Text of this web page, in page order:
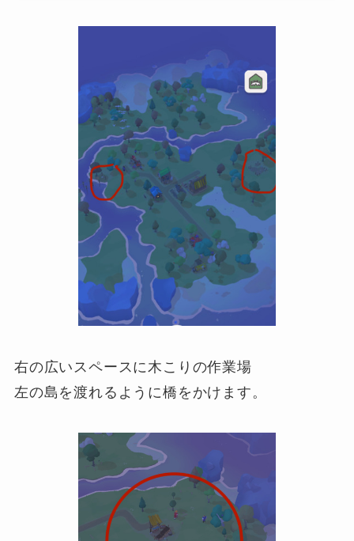
右の広いスペースに木こりの作業場
左の島を渡れるように橋をかけます。